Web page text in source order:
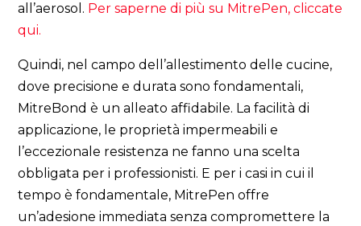
all’aerosol. Per saperne di più su MitrePen, cliccate
qui.
Quindi, nel campo dell’allestimento delle cucine,
dove precisione e durata sono fondamentali,
MitreBond è un alleato affidabile. La facilità di
applicazione, le proprietà impermeabili e
l’eccezionale resistenza ne fanno una scelta
obbligata per i professionisti. E per i casi in cui il
tempo è fondamentale, MitrePen offre
un’adesione immediata senza compromettere la